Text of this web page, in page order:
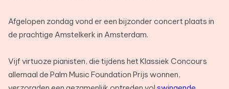
Afgelopen zondag vond er een bijzonder concert plaats in
de prachtige Amstelkerk in Amsterdam.
Vijf virtuoze pianisten, die tijdens het Klassiek Concours
allemaal de Palm Music Foundation Prijs wonnen,